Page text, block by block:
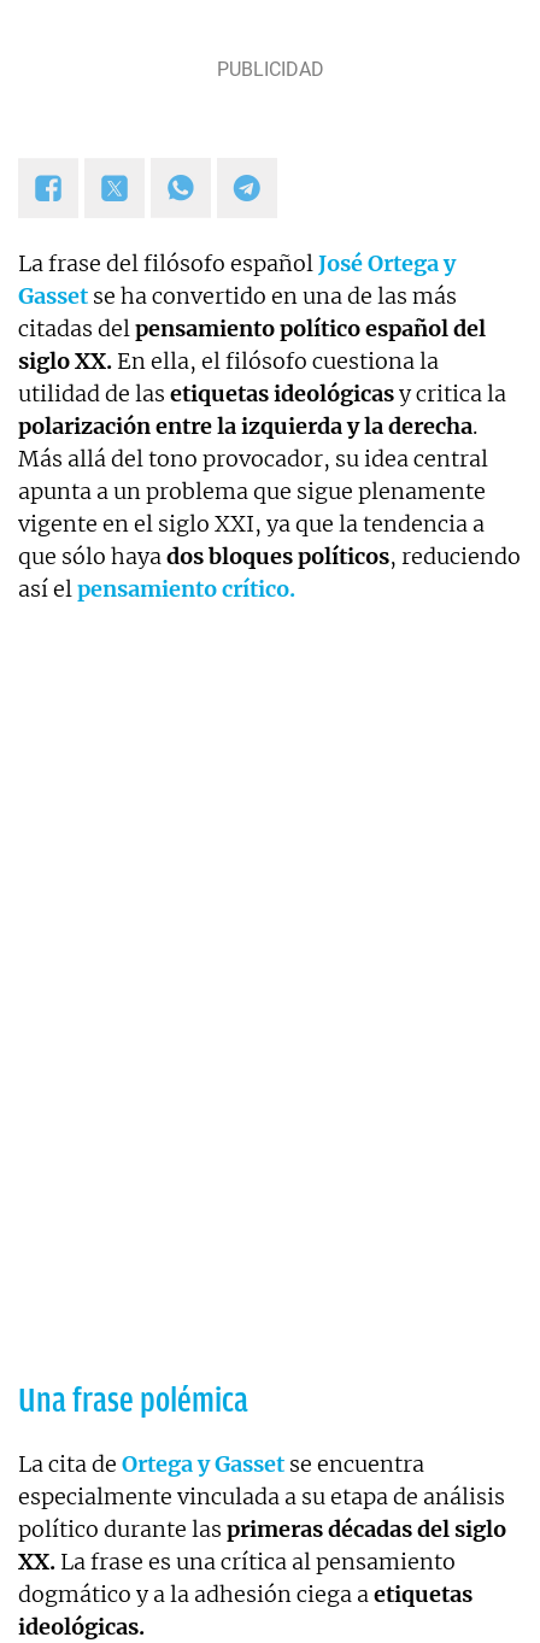
los sucesos de forma clara y rigurosa.
La frase del filósofo españolJosé Ortega y
Gasset se ha convertido en una de las más
citadas delpensamiento político español del
siglo XX. En ella, el filósofo cuestiona la
utilidad de las etiquetas ideológicasy critica la
polarización entre la izquierda y la derecha.
Más allá del tono provocador, su idea central
apunta a un problema que sigue plenamente
vigente en el siglo XXI, ya que la tendencia a
que sólo hayados bloques políticos, reduciendo
así elpensamiento crítico.
Una frase polémica
La cita de Ortega y Gasset se encuentra
especialmente vinculada a su etapa de análisis
político durante las primeras décadas del siglo
XX. La frase es una crítica al pensamiento
dogmático y a la adhesión ciega aetiquetas
ideológicas.